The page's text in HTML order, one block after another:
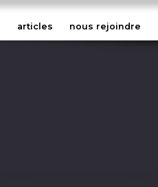
articles nous rejoindre